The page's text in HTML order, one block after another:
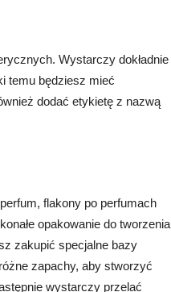
Wystarczy dokładnie
temu będziesz mieć
dodać etykietę z nazwą
flakony po perfumach
opakowanie do tworzenia
zakupić specjalne bazy
zapachy, aby stworzyć
wystarczy przelać